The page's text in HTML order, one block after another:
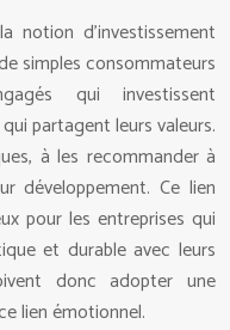
notion d’investissement
simples consommateurs
qui investissent
partagent leurs valeurs.
à les recommander à
développement. Ce lien
pour les entreprises qui
et durable avec leurs
donc adopter une
lien émotionnel.